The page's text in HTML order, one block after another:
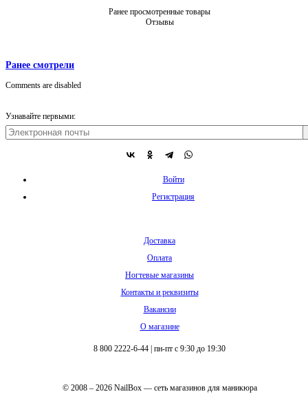
Ранее просмотренные товары
Отзывы
Ранее смотрели
Comments are disabled
Узнавайте первыми:
Войти
Регистрация
Доставка
Оплата
Ногтевые магазины
Контакты и реквизиты
Вакансии
О магазине
8 800 2222-6-44 пн-пт с 9:30 до 19:30
© 2008 – 2026 NailBox — сеть магазинов для маникюра